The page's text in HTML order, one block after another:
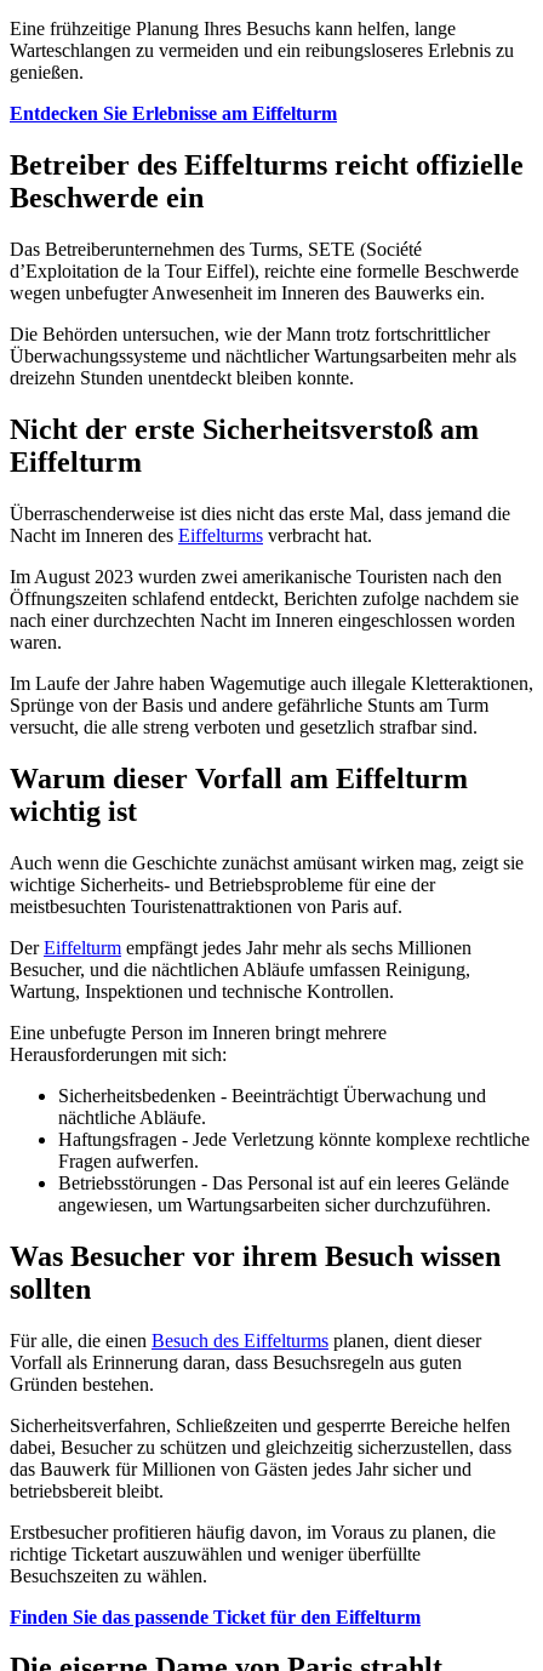
Eine frühzeitige Planung Ihres Besuchs kann helfen, lange
Warteschlangen zu vermeiden und ein reibungsloseres Erlebnis zu
genießen.
Entdecken Sie Erlebnisse am Eiffelturm
Betreiber des Eiffelturms reicht offizielle
Beschwerde ein
Das Betreiberunternehmen des Turms, SETE (Société
d’Exploitation de la Tour Eiffel), reichte eine formelle Beschwerde
wegen unbefugter Anwesenheit im Inneren des Bauwerks ein.
Die Behörden untersuchen, wie der Mann trotz fortschrittlicher
Überwachungssysteme und nächtlicher Wartungsarbeiten mehr als
dreizehn Stunden unentdeckt bleiben konnte.
Nicht der erste Sicherheitsverstoß am
Eiffelturm
Überraschenderweise ist dies nicht das erste Mal, dass jemand die
Nacht im Inneren des Eiffelturms verbracht hat.
Im August 2023 wurden zwei amerikanische Touristen nach den
Öffnungszeiten schlafend entdeckt, Berichten zufolge nachdem sie
nach einer durchzechten Nacht im Inneren eingeschlossen worden
waren.
Im Laufe der Jahre haben Wagemutige auch illegale Kletteraktionen,
Sprünge von der Basis und andere gefährliche Stunts am Turm
versucht, die alle streng verboten und gesetzlich strafbar sind.
Warum dieser Vorfall am Eiffelturm
wichtig ist
Auch wenn die Geschichte zunächst amüsant wirken mag, zeigt sie
wichtige Sicherheits- und Betriebsprobleme für eine der
meistbesuchten Touristenattraktionen von Paris auf.
DerEiffelturm empfängt jedes Jahr mehr als sechs Millionen
Besucher, und die nächtlichen Abläufe umfassen Reinigung,
Wartung, Inspektionen und technische Kontrollen.
Eine unbefugte Person im Inneren bringt mehrere
Herausforderungen mit sich:
Sicherheitsbedenken - Beeinträchtigt Überwachung und
nächtliche Abläufe.
Haftungsfragen - Jede Verletzung könnte komplexe rechtliche
Fragen aufwerfen.
Betriebsstörungen - Das Personal ist auf ein leeres Gelände
angewiesen, um Wartungsarbeiten sicher durchzuführen.
Was Besucher vor ihrem Besuch wissen
sollten
Für alle, die einen Besuch des Eiffelturms planen, dient dieser
Vorfall als Erinnerung daran, dass Besuchsregeln aus guten
Gründen bestehen.
Sicherheitsverfahren, Schließzeiten und gesperrte Bereiche helfen
dabei, Besucher zu schützen und gleichzeitig sicherzustellen, dass
das Bauwerk für Millionen von Gästen jedes Jahr sicher und
betriebsbereit bleibt.
Erstbesucher profitieren häufig davon, im Voraus zu planen, die
richtige Ticketart auszuwählen und weniger überfüllte
Besuchszeiten zu wählen.
Finden Sie das passende Ticket für den Eiffelturm